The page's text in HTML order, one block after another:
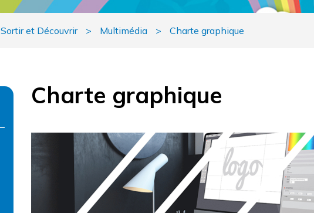
Sortir et Découvrir > Multimédia > Charte graphique
Charte graphique